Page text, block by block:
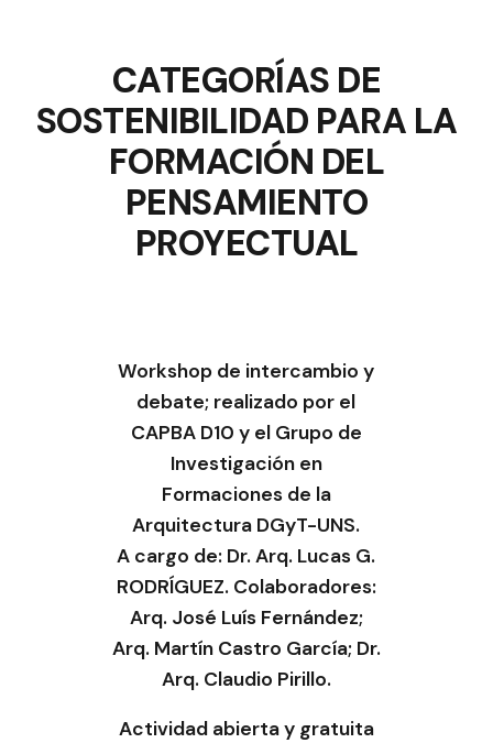
CATEGORÍAS DE
SOSTENIBILIDAD PARA LA
FORMACIÓN DEL
PENSAMIENTO
PROYECTUAL
Workshop de intercambio y
debate; realizado por el
CAPBA D10 y el Grupo de
Investigación en
Formaciones de la
Arquitectura DGyT-UNS.
A cargo de: Dr. Arq. Lucas G.
RODRÍGUEZ. Colaboradores:
Arq. José Luís Fernández;
Arq. Martín Castro García; Dr.
Arq. Claudio Pirillo.
Actividad abierta y gratuita